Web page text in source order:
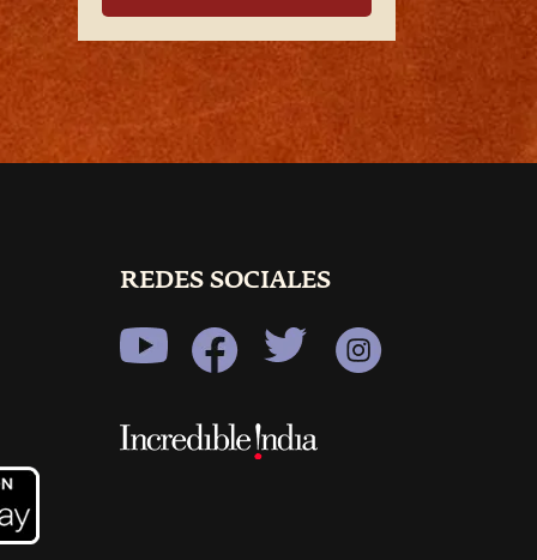
REDES SOCIALES